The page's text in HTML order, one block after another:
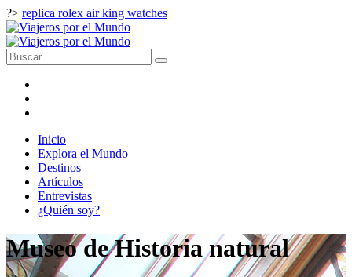
?> replica rolex air king watches
Inicio
Explora el Mundo
Destinos
Artículos
Entrevistas
¿Quién soy?
Museo de Historia natural